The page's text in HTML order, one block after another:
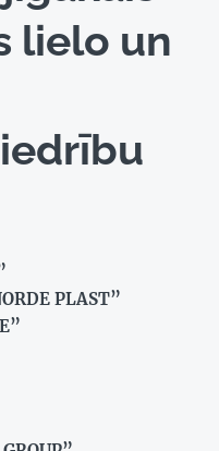
lielo un
PLAST”